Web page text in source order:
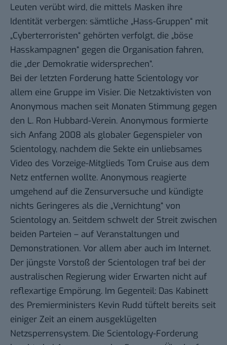
Leuten verübt wird, die mittels Masken ihre
Identität verbergen: sämtliche „Hass-Gruppen“ mit
„Cyberterroristen“ gehörten verfolgt, die „böse
Hasskampagnen“ gegen die Organisation fahren,
die „der Demokratie widersprechen“.
Bei der letzten Forderung hatte Scientology vor
allem eine Gruppe im Visier. Die Netzaktivisten von
Anonymous machen seit Monaten Stimmung gegen
den L. Ron Hubbard-Verein. Anonymous formierte
sich Anfang 2008 als globaler Gegenspieler von
Scientology, nachdem die Sekte ein unliebsames
Video des Vorzeige-Mitglieds Tom Cruise aus dem
Netz entfernen wollte. Anonymous reagierte
umgehend auf die Zensurversuche und kündigte
nichts Geringeres als die „Vernichtung“ von
Scientology an. Seitdem schwelt der Streit zwischen
beiden Parteien – auf Veranstaltungen und
Demonstrationen. Vor allem aber auch im Internet.
Der jüngste Vorstoß der Scientologen traf bei der
australischen Regierung wider Erwarten nicht auf
reflexartige Empörung. Im Gegenteil: Das Kabinett
des Premierministers Kevin Rudd tüftelt bereits seit
einiger Zeit an einem ausgeklügelten
Netzsperrensystem. Die Scientology-Forderung